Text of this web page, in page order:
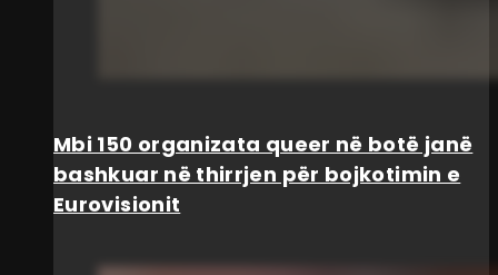
Mbi 150 organizata queer në botë janë
bashkuar në thirrjen për bojkotimin e
Eurovisionit